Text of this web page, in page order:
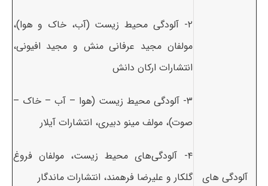
آلودگی های
۲- آلودگی محیط زیست (آب، خاک و هوا)،
مولفان مجید عرفانی منش و مجید افیونی،
انتشارات ارکان دانش
۳- آلودگی محیط زیست (هوا – آب – خاک –
صوت)، مولف مینو دبیری، انتشارات آیلار
۴- آلودگی‌های محیط زیست، مولفان فروغ
گلکار و علیرضا فرهمند، انتشارات ماندگار